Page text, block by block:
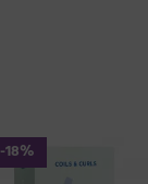
-18%